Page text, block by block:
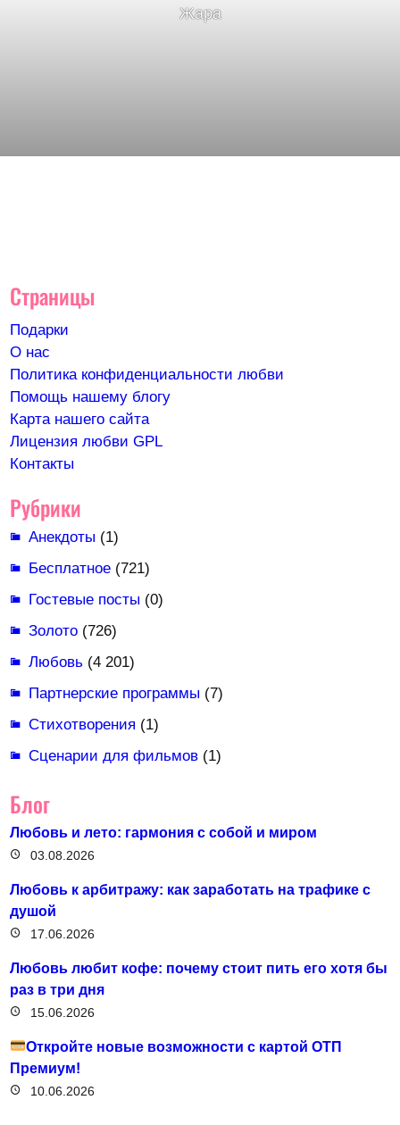
Жара
Страницы
Подарки
О нас
Политика конфиденциальности любви
Помощь нашему блогу
Карта нашего сайта
Лицензия любви GPL
Контакты
Рубрики
Анекдоты (1)
Бесплатное(721)
Гостевые посты (0)
Золото(726)
Любовь(4 201)
Партнерские программы (7)
Стихотворения (1)
Сценарии для фильмов(1)
Блог
Любовь и лето: гармония с собой и миром
03.08.2026
Любовь к арбитражу: как заработать на трафике с
душой
17.06.2026
Любовь любит кофе: почему стоит пить его хотя бы
раз в три дня
15.06.2026
Откройте новые возможности с картой ОТП
Премиум!
10.06.2026